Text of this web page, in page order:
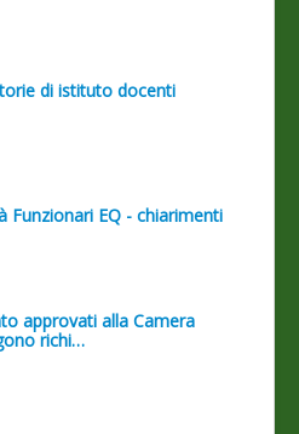
di istituto docenti
Funzionari EQ - chiarimenti
approvati alla Camera
richi…